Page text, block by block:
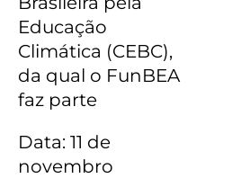
Educação
Climática (CEBC),
da qual o FunBEA
faz parte
Data: 11 de
novembro